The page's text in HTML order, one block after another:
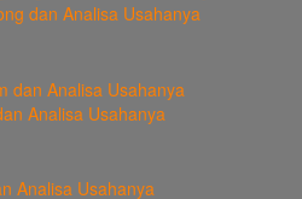
dan Analisa Usahanya
Analisa Usahanya